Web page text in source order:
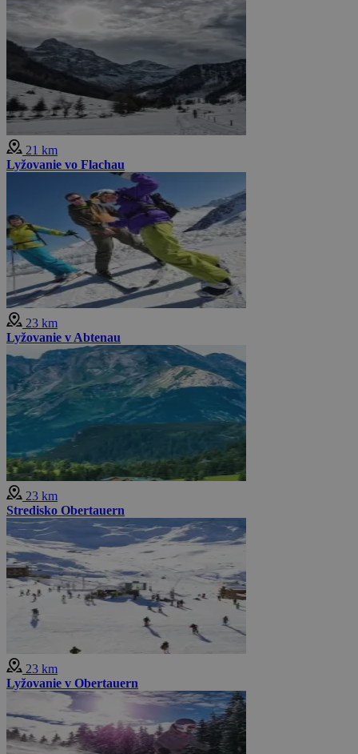
21 km
Lyžovanie vo Flachau
23 km
Lyžovanie v Abtenau
23 km
Stredisko Obertauern
23 km
Lyžovanie v Obertauern